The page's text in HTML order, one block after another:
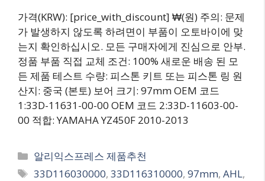
가격(KRW): [price_with_discount] ₩(원) 주의: 문제
가 발생하지 않도록 하려면이 부품이 오토바이에 맞
는지 확인하십시오. 모든 구매자에게 진심으로 안부.
정품 부품 직접 교체 조건: 100% 새로운 배송 된 모
든 제품 테스트 수량: 피스톤 키트 또는 피스톤 링 원
산지: 중국 (본토) 보어 크기: 97mm OEM 코드
1:33D-11631-00-00 OEM 코드 2:33D-11603-00-
00 적합: YAMAHA YZ450F 2010-2013
Categories
알리익스프레스 제품추천
Tags
33D116030000,33D116310000,97mm,AHL,